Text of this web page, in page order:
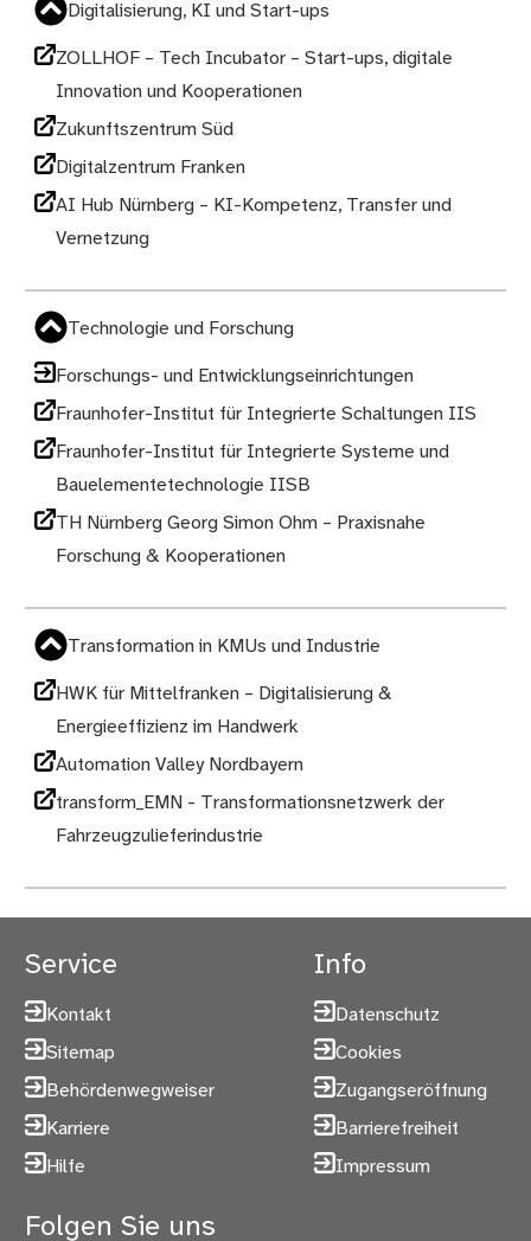
Digitalisierung, KI und Start-ups
ZOLLHOF – Tech Incubator – Start-ups, digitale
Innovation und Kooperationen
Zukunftszentrum Süd
Digitalzentrum Franken
AI Hub Nürnberg – KI-Kompetenz, Transfer und
Vernetzung
Technologie und Forschung
Forschungs- und Entwicklungseinrichtungen
Fraunhofer-Institut für Integrierte Schaltungen IIS
Fraunhofer-Institut für Integrierte Systeme und
Bauelementetechnologie IISB
TH Nürnberg Georg Simon Ohm – Praxisnahe
Forschung & Kooperationen
Transformation in KMUs und Industrie
HWK für Mittelfranken – Digitalisierung &
Energieeffizienz im Handwerk
Automation Valley Nordbayern
transform_EMN - Transformationsnetzwerk der
Fahrzeugzulieferindustrie
Service
Kontakt
Sitemap
Behördenwegweiser
Karriere
Hilfe
Info
Datenschutz
Cookies
Zugangseröffnung
Barrierefreiheit
Impressum
Folgen Sie uns